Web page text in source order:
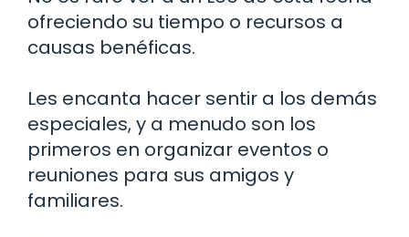
ofreciendo su tiempo o recursos a
causas benéficas.
Les encanta hacer sentir a los demás
especiales, y a menudo son los
primeros en organizar eventos o
reuniones para sus amigos y
familiares.